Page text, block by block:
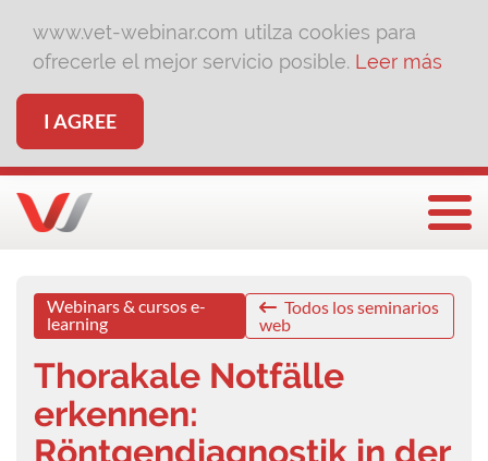
www.vet-webinar.com utilza cookies para
ofrecerle el mejor servicio posible. Leer más
I AGREE
Webinars & cursos e-
learning
Todos los seminarios
web
Thorakale Notfälle
erkennen:
Röntgendiagnostik in der